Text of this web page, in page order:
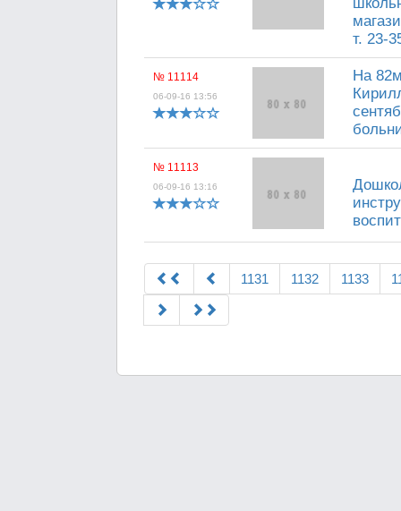
т. 23-
№ 11114
06-09-16 13:56
На
№ 11113
06-09-16 13:16
1131 1132 1133